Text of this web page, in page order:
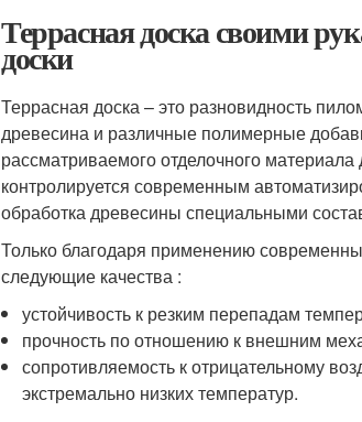
Террасная доска своими
доски
Террасная доска – это разновидность
древесина и различные полимерные
рассматриваемого отделочного
контролируется современным
обработка древесины специальными
Только благодаря применению
следующие качества :
устойчивость к резким перепадам
прочность по отношению к внешним
сопротивляемость к отрицательному
экстремально низких температур.